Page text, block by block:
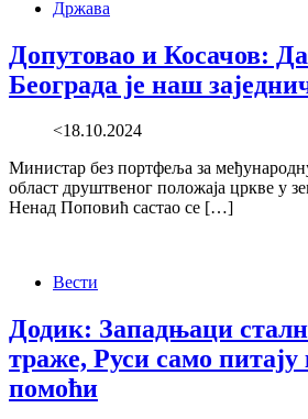
Држава
Допутовао и Косачов:
Београда је наш
<18.10.2024
Министар без портфеља за
област друштвеног положаја цркве у
Ненад Поповић састао се […]
Вести
Додик: Западњаци
траже, Руси само питају
помоћи